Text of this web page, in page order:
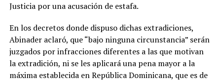
Justicia por una acusación de estafa.
En los decretos donde dispuso dichas extradiciones,
Abinader aclaró, que “bajo ninguna circunstancia” serán
juzgados por infracciones diferentes a las que motivan
la extradición, ni se les aplicará una pena mayor a la
máxima establecida en República Dominicana, que es de